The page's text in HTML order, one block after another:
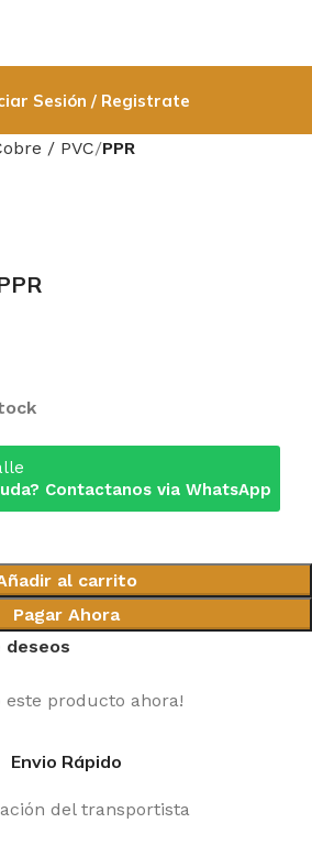
Sesión / Registrate
/ PVC PPR
Contactanos via WhatsApp
al carrito
Pagar Ahora
deseos
este producto ahora!
Envio Rápido
del transportista